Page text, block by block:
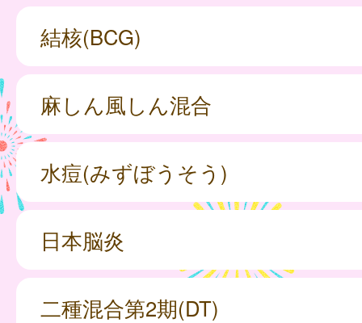
結核(BCG)
麻しん風しん混合
水痘(みずぼうそう)
日本脳炎
二種混合第2期(DT)